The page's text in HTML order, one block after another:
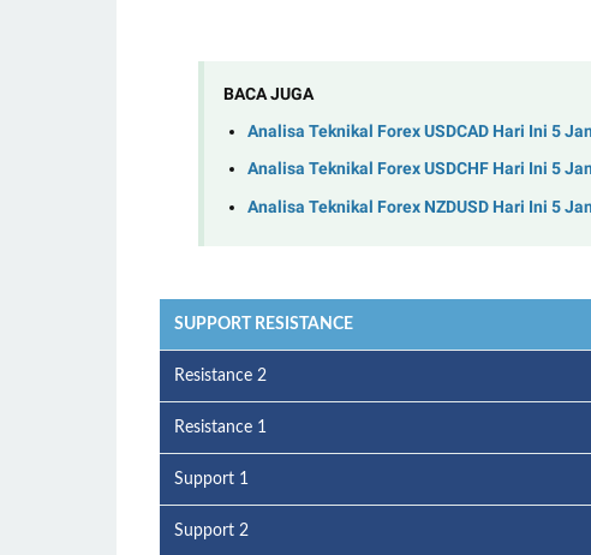
BACA JUGA
Analisa Teknikal Forex USDCAD Hari Ini 5
Analisa Teknikal Forex USDCHF Hari Ini 5
Analisa Teknikal Forex NZDUSD Hari Ini 5
SUPPORT RESISTANCE
Resistance 2
Resistance 1
Support 1
Support 2